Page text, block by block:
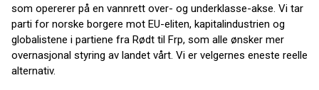
som opererer på en vannrett over- og underklasse-akse. Vi tar
parti for norske borgere mot EU-eliten, kapitalindustrien og
globalistene i partiene fra Rødt til Frp, som alle ønsker mer
overnasjonal styring av landet vårt. Vi er velgernes eneste reelle
alternativ.